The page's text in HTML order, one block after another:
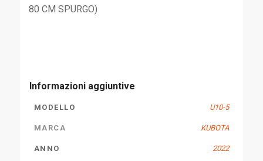
80 CM SPURGO)
Informazioni aggiuntive
MODELLO U10-5
MARCA KUBOTA
ANNO 2022